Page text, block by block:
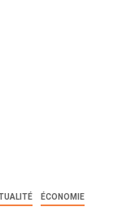
ÉCONOMIE